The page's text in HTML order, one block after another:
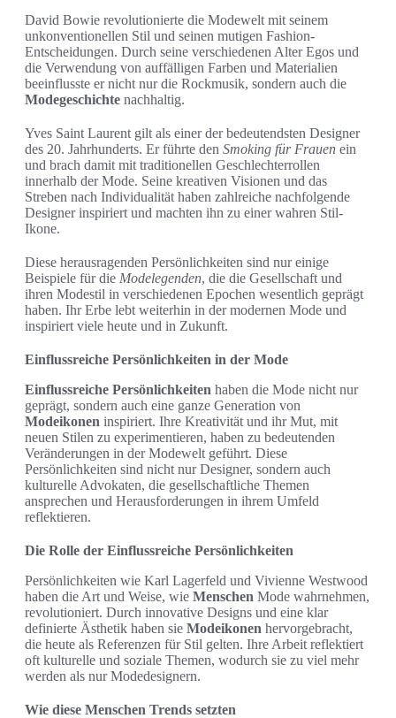
David Bowie revolutionierte die Modewelt mit seinem
unkonventionellen Stil und seinen mutigen Fashion-
Entscheidungen. Durch seine verschiedenen Alter Egos und
die Verwendung von auffälligen Farben und Materialien
beeinflusste er nicht nur die Rockmusik, sondern auch die
Modegeschichte nachhaltig.
Yves Saint Laurent gilt als einer der bedeutendsten Designer
des 20. Jahrhunderts. Er führte den Smoking für Frauen ein
und brach damit mit traditionellen Geschlechterrollen
innerhalb der Mode. Seine kreativen Visionen und das
Streben nach Individualität haben zahlreiche nachfolgende
Designer inspiriert und machten ihn zu einer wahren Stil-
Ikone.
Diese herausragenden Persönlichkeiten sind nur einige
Beispiele für die Modelegenden, die die Gesellschaft und
ihren Modestil in verschiedenen Epochen wesentlich geprägt
haben. Ihr Erbe lebt weiterhin in der modernen Mode und
inspiriert viele heute und in Zukunft.
Einflussreiche Persönlichkeiten in der Mode
Einflussreiche Persönlichkeiten haben die Mode nicht nur
geprägt, sondern auch eine ganze Generation von
Modeikonen inspiriert. Ihre Kreativität und ihr Mut, mit
neuen Stilen zu experimentieren, haben zu bedeutenden
Veränderungen in der Modewelt geführt. Diese
Persönlichkeiten sind nicht nur Designer, sondern auch
kulturelle Advokaten, die gesellschaftliche Themen
ansprechen und Herausforderungen in ihrem Umfeld
reflektieren.
Die Rolle der Einflussreiche Persönlichkeiten
Persönlichkeiten wie Karl Lagerfeld und Vivienne Westwood
haben die Art und Weise, wie Menschen Mode wahrnehmen,
revolutioniert. Durch innovative Designs und eine klar
definierte Ästhetik haben sie Modeikonen hervorgebracht,
die heute als Referenzen für Stil gelten. Ihre Arbeit reflektiert
oft kulturelle und soziale Themen, wodurch sie zu viel mehr
werden als nur Modedesignern.
Wie diese Menschen Trends setzten